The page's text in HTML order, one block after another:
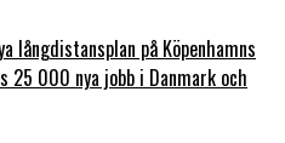
långdistansplan på Köpenhamns
25 000 nya jobb i Danmark och